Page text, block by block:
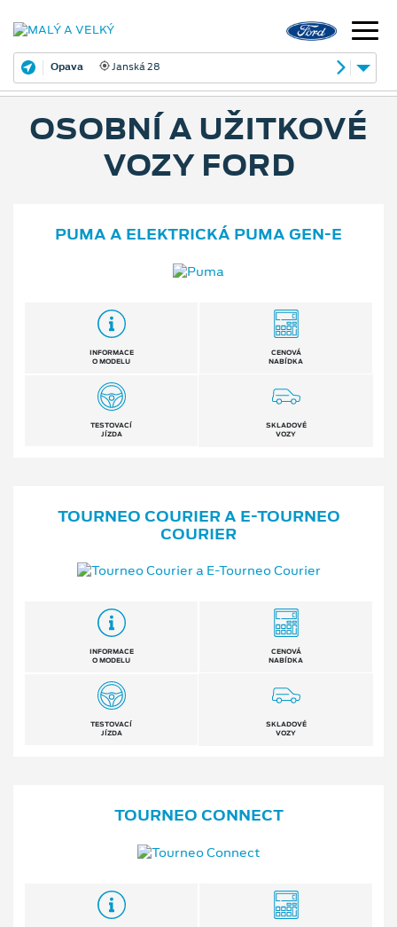
Opava Janská 28
OSOBNÍ A UŽITKOVÉ
VOZY FORD
PUMA A ELEKTRICKÁ PUMA GEN⁠-⁠E
INFORMACE
O MODELU
CENOVÁ
NABÍDKA
TESTOVACÍ
JÍZDA
SKLADOVÉ
VOZY
TOURNEO COURIER A E⁠-⁠TOURNEO
COURIER
INFORMACE
O MODELU
CENOVÁ
NABÍDKA
TESTOVACÍ
JÍZDA
SKLADOVÉ
VOZY
TOURNEO CONNECT